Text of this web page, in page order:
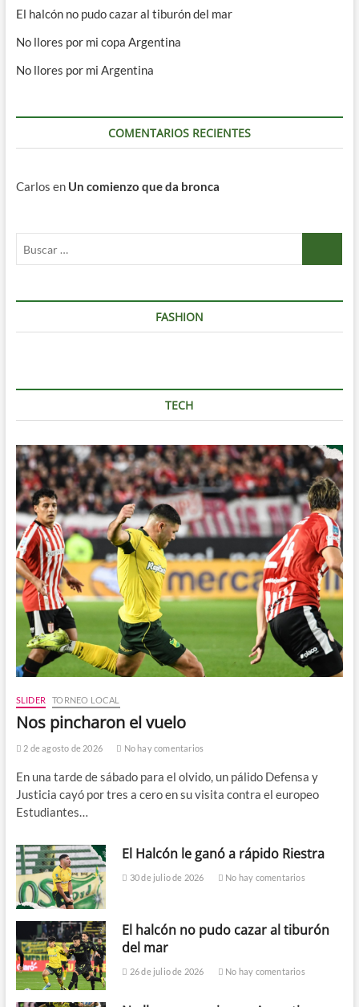
El halcón no pudo cazar al tiburón del mar
No llores por mi copa Argentina
No llores por mi Argentina
COMENTARIOS RECIENTES
Carlos en Un comienzo que da bronca
FASHION
TECH
SLIDER TORNEO LOCAL
Nos pincharon el vuelo
2 de agosto de 2026 No hay comentarios
En una tarde de sábado para el olvido, un pálido Defensa y
Justicia cayó por tres a cero en su visita contra el europeo
Estudiantes…
El Halcón le ganó a rápido Riestra
30 de julio de 2026 No hay comentarios
El halcón no pudo cazar al tiburón
del mar
26 de julio de 2026 No hay comentarios